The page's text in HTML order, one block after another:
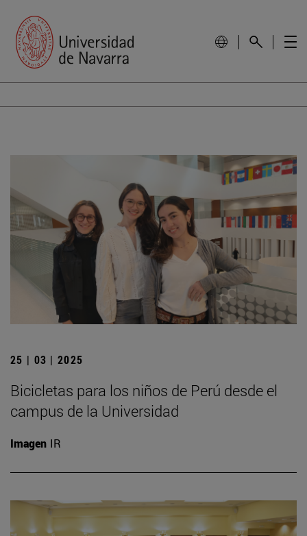
25 | 03 | 2025
Bicicletas para los niños de Perú desde el
campus de la Universidad
Imagen IR